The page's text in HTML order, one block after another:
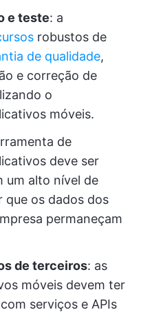
e teste: a
robustos de
de qualidade,
e correção de
o
móveis.
de
deve ser
um alto nível de
que os dados dos
permaneçam
de terceiros: as
móveis devem ter
serviços e APIs